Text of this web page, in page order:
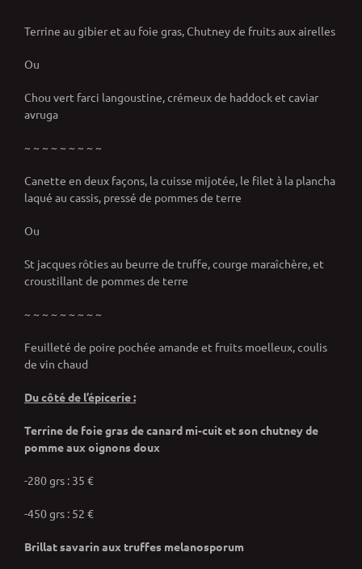
Terrine au gibier et au foie gras, Chutney de fruits aux airelles
Ou
Chou vert farci langoustine, crémeux de haddock et caviar
avruga
~ ~ ~ ~ ~ ~ ~ ~ ~
Canette en deux façons, la cuisse mijotée, le filet à la plancha
laqué au cassis, pressé de pommes de terre
Ou
St jacques rôties au beurre de truffe, courge maraîchère, et
croustillant de pommes de terre
~ ~ ~ ~ ~ ~ ~ ~ ~
Feuilleté de poire pochée amande et fruits moelleux, coulis
de vin chaud
Du côté de l’épicerie :
Terrine de foie gras de canard mi-cuit et son chutney de
pomme aux oignons doux
-280 grs : 35 €
-450 grs : 52 €
Brillat savarin aux truffes melanosporum